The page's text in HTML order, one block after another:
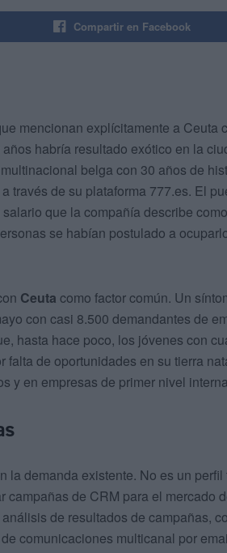
Compartir en Facebook
mencionan explícitamente a Ceuta
habría resultado exótico en la
belga con 30 años de
a través de su plataforma 777.es. El
que la compañía describe
se habían postulado a
Ceuta como factor común. Un
con casi 8.500 demandantes de
hasta hace poco, los jóvenes con
de oportunidades en su tierra
y en empresas de primer nivel
la demanda existente. No es un
de CRM para el mercado
de resultados de campañas,
comunicaciones multicanal por